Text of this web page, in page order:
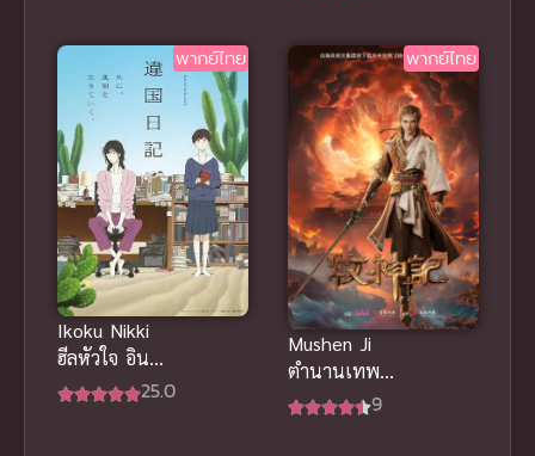
พากย์ไทย
Ikoku Nikki
ฮีลหัวใจ อิน
โทรเวิร์ต ซับ25.0
พากย์ไทย
Mushen Ji
ตำนานเทพกู้
จักรวาล พากย์
9